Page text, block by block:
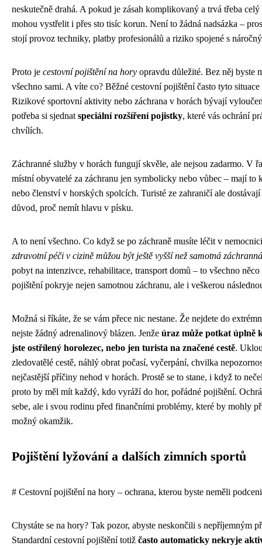
neskutečně drahá. A pokud je zásah komplikovaný a trvá třeba
mohou vystřelit i přes sto tisíc korun. Není to žádná nadsázka –
stojí provoz techniky, platby profesionálů a riziko spojené s
Proto je cestovní pojištění na hory opravdu důležité. Bez něj byste
všechno sami. A víte co? Běžné cestovní pojištění často tyto
Rizikové sportovní aktivity nebo záchrana v horách bývají
potřeba si sjednat speciální rozšíření pojistky, které vás ochrání
chvílích.
Záchranné služby v horách fungují skvěle, ale nejsou zadarmo. V
místní obyvatelé za záchranu jen symbolicky nebo vůbec – mají to
nebo členství v horských spolcích. Turisté ze zahraničí ale
důvod, proč nemít hlavu v písku.
A to není všechno. Co když se po záchraně musíte léčit v
zdravotní péči v cizině můžou být ještě vyšší než samotná
pobyt na intenzivce, rehabilitace, transport domů – to všechno
pojištění pokryje nejen samotnou záchranu, ale i veškerou
Možná si říkáte, že se vám přece nic nestane. Že nejdete do
nejste žádný adrenalinový blázen. Jenže úraz může potkat úplně
jste ostřílený horolezec, nebo jen turista na značené cestě.
zledovatělé cestě, náhlý obrat počasí, vyčerpání, chvilka
nejčastější příčiny nehod v horách. Prostě se to stane, i když to
proto by měl mít každý, kdo vyráží do hor, pořádné pojištění.
sebe, ale i svou rodinu před finančními problémy, které by mohly
možný okamžik.
Pojištění lyžování a dalších zimních sportů
# Cestovní pojištění na hory – ochrana, kterou byste neměli
Chystáte se na hory? Tak pozor, abyste neskončili s nepříjemným
Standardní cestovní pojištění totiž často automaticky nekryje